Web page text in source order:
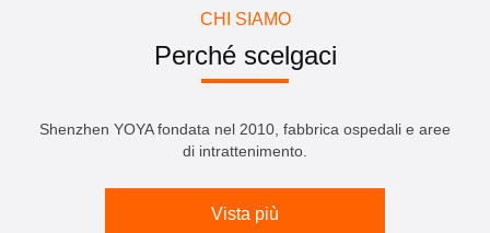
CHI SIAMO
Perché scelgaci
Shenzhen YOYA fondata nel 2010, fabbrica ospedali e aree
di intrattenimento.
Vista più